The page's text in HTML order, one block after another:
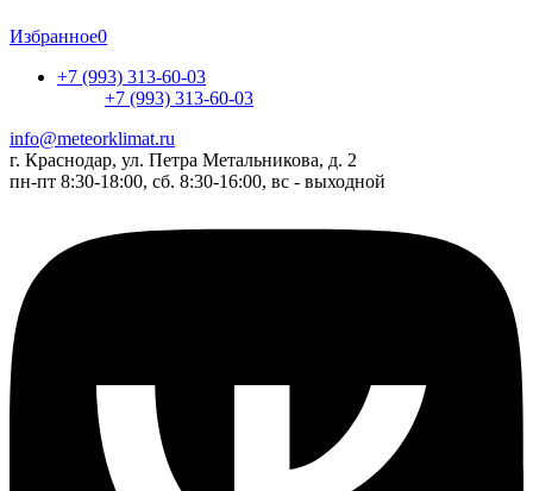
Избранное0
+7 (993) 313-60-03
+7 (993) 313-60-03
info@meteorklimat.ru
г. Краснодар, ул. Петра Метальникова, д. 2
пн-пт 8:30-18:00, сб. 8:30-16:00, вс - выходной